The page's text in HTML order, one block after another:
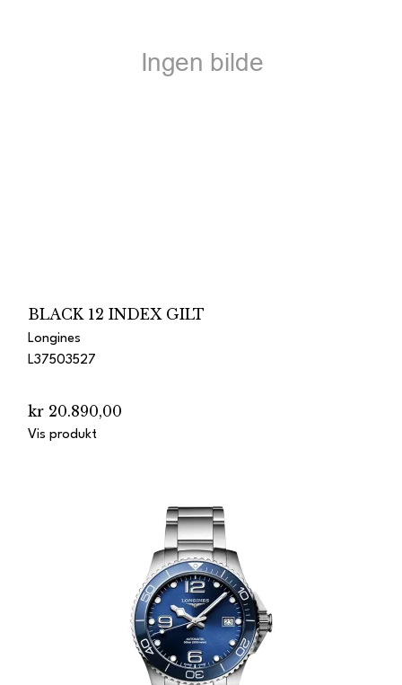
BLACK 12 INDEX GILT
Longines
L37503527
kr 20.890,00
Vis produkt